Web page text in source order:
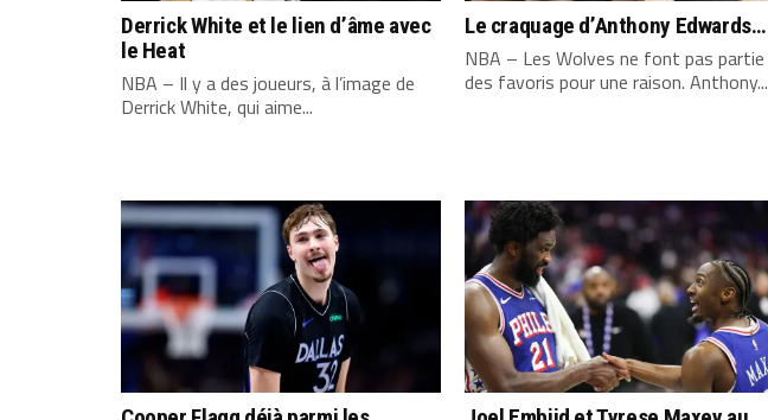
Derrick White et le lien d’âme avec
le Heat
NBA – Il y a des joueurs, à l’image de
Derrick White, qui aime...
Le craquage d’Anthony Edwards…
NBA – Les Wolves ne font pas partie
des favoris pour une raison. Anthony...